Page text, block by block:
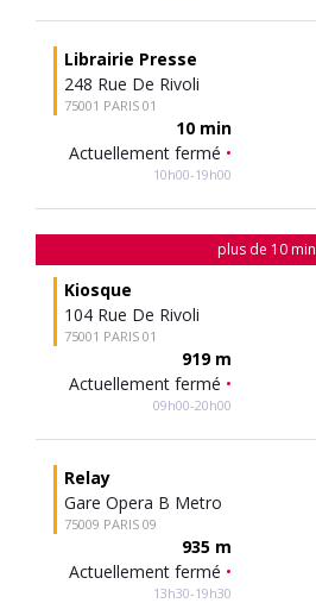
Librairie Presse
248 Rue De Rivoli
75001 PARIS 01
10 min
Actuellement fermé •
10h00-19h00
plus de 10 min
Kiosque
104 Rue De Rivoli
75001 PARIS 01
919 m
Actuellement fermé •
09h00-20h00
Relay
Gare Opera B Metro
75009 PARIS 09
935 m
Actuellement fermé •
13h30-19h30